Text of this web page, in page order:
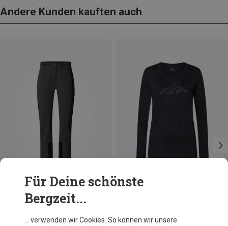
Andere Kunden kauften auch
Du sparst 29%
Für Deine schönste
Bergzeit...
… verwenden wir Cookies. So können wir unsere